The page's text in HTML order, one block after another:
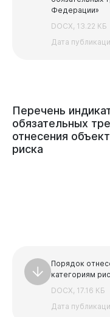
Документы
Федерации»
DOCX, 13.22 КБ
Дата
Перечень
обязательных
отнесения
риска
Порядок
категориям
DOCX, 17.16 КБ
Дата